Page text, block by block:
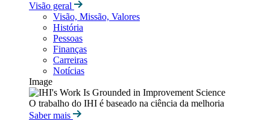
Visão geral
Visão, Missão, Valores
História
Pessoas
Finanças
Carreiras
Notícias
Image
O trabalho do IHI é baseado na ciência da melhoria
Saber mais